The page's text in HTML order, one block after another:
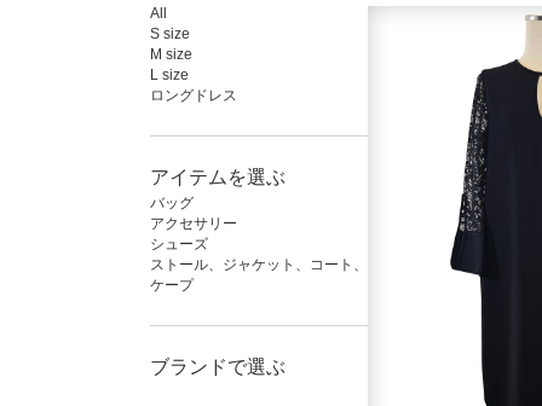
All
S size
M size
L size
ロングドレス
アイテムを選ぶ
バッグ
アクセサリー
シューズ
ストール、ジャケット、コート、
ケープ
ブランドで選ぶ